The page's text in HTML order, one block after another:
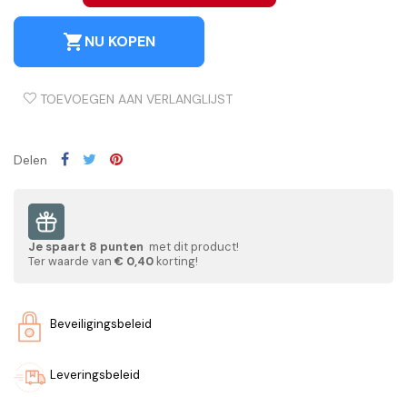
shopping_cartNU KOPEN
TOEVOEGEN AAN VERLANGLIJST
Delen
Je spaart 8 punten met dit product!
Ter waarde van € 0,40 korting!
Beveiligingsbeleid
Leveringsbeleid